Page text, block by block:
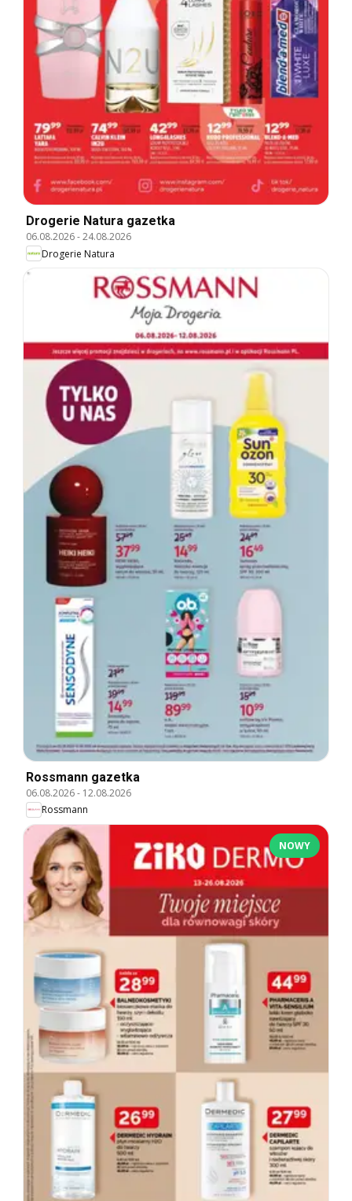
Drogerie Natura gazetka
06.08.2026-24.08.2026
Drogerie Natura
Rossmann gazetka
06.08.2026- 12.08.2026
Rossmann
NOWY